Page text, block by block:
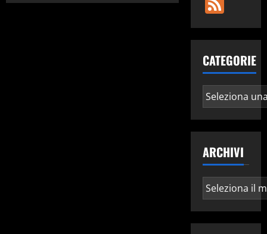
CATEGORIE
Categorie
ARCHIVI
Archivi